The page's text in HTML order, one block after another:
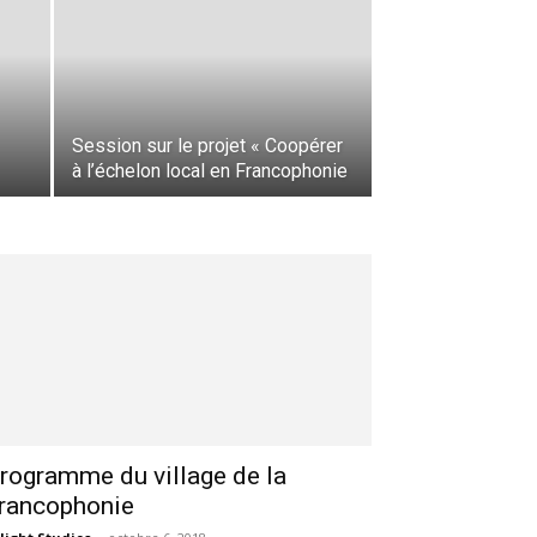
Session sur le projet « Coopérer
à l’échelon local en Francophonie
du village de la